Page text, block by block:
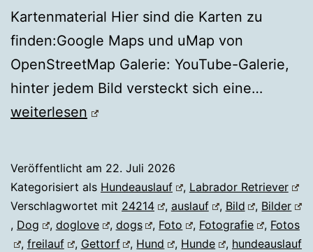
Kartenmaterial Hier sind die Karten zu
finden:Google Maps und uMap von
OpenStreetMap Galerie: YouTube-Galerie,
hinter jedem Bild versteckt sich eine…
weiterlesen
Veröffentlicht am 22. Juli 2026
Kategorisiert als Hundeauslauf , Labrador Retriever
Verschlagwortet mit 24214 , auslauf , Bild , Bilder
, Dog , doglove , dogs , Foto , Fotografie , Fotos
, freilauf , Gettorf , Hund , Hunde , hundeauslauf